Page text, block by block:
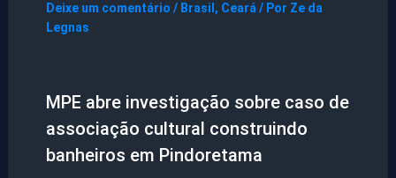
Deixe um comentário / Brasil , Ceará/ Por Ze da
Legnas
MPE abre investigação sobre caso de
associação cultural construindo
banheiros em Pindoretama